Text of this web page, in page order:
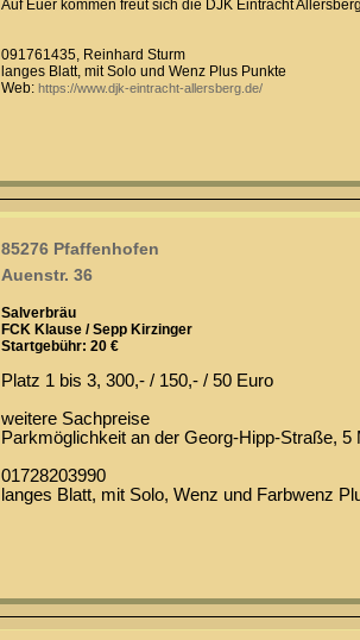
Auf Euer kommen freut sich die DJK Eintracht
091761435, Reinhard Sturm
langes Blatt, mit Solo und Wenz Plus Punkte
Web: https://www.djk-eintracht-allersberg.de/
85276 Pfaffenhofen
Auenstr. 36
Salverbräu
FCK Klause / Sepp Kirzinger
Startgebühr: 20 €
Platz 1 bis 3, 300,- / 150,- / 50 Euro
weitere Sachpreise
Parkmöglichkeit an der Georg-Hipp-Straße, 5
01728203990
langes Blatt, mit Solo, Wenz und Farbwenz